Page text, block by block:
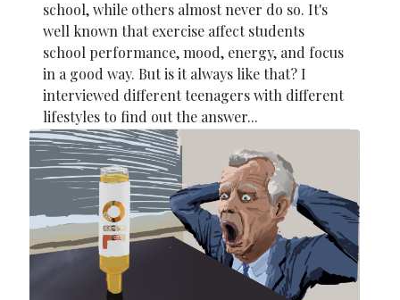
school, while others almost never do so. It's
well known that exercise affect students
school performance, mood, energy, and focus
in a good way. But is it always like that? I
interviewed different teenagers with different
lifestyles to find out the answer...